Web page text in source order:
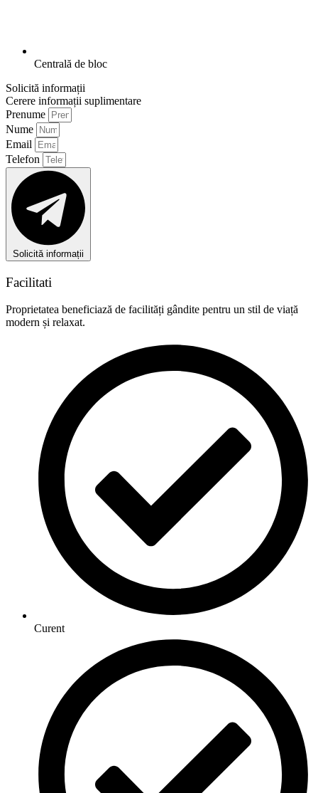
Centrală de bloc
Solicită informații
Cerere informații suplimentare
Prenume
Nume
Email
Telefon
Solicită informații
Facilitati
Proprietatea beneficiază de facilități gândite pentru un stil de viață
modern și relaxat.
Curent